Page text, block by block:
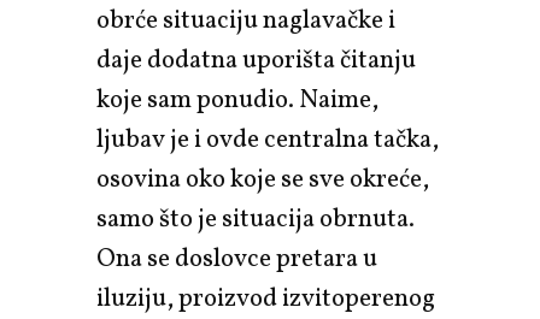
obrće situaciju naglavačke i
daje dodatna uporišta čitanju
koje sam ponudio. Naime,
ljubav je i ovde centralna tačka,
osovina oko koje se sve okreće,
samo što je situacija obrnuta.
Ona se doslovce pretara u
iluziju, proizvod izvitoperenog